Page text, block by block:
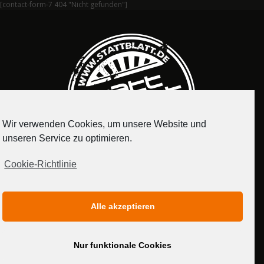
[contact-form-7 404 "Nicht gefunden"]
MEDIADATEN
Wir verwenden Cookies, um unsere Website und
unseren Service zu optimieren.
Cookie-Richtlinie
Alle akzeptieren
Nur funktionale Cookies